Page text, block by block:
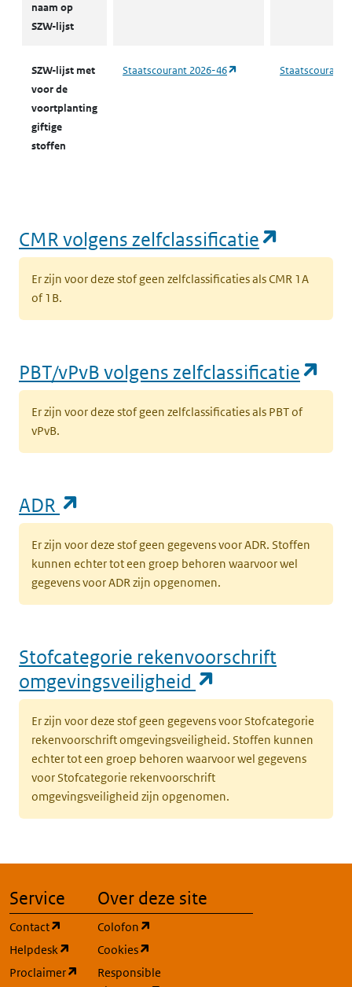
naam op
SZW-lijst
SZW-lijst met
voor de
voortplanting
giftige
stoffen
Staatscourant 2026-46 (opent in een nieuw
Staatscourant
CMR volgens zelfclassificatie
Er zijn voor deze stof geen zelfclassificaties als CMR 1A
of 1B.
PBT/vPvB volgens zelfclassificatie
Er zijn voor deze stof geen zelfclassificaties als PBT of
vPvB.
ADR
Er zijn voor deze stof geen gegevens voor ADR. Stoffen
kunnen echter tot een groep behoren waarvoor wel
gegevens voor ADR zijn opgenomen.
Stofcategorie rekenvoorschrift
omgevingsveiligheid
Er zijn voor deze stof geen gegevens voor Stofcategorie
rekenvoorschrift omgevingsveiligheid. Stoffen kunnen
echter tot een groep behoren waarvoor wel gegevens
voor Stofcategorie rekenvoorschrift
omgevingsveiligheid zijn opgenomen.
Service
Contact
(opent in een nieuw tabblad)
Helpdesk
(opent in een nieuw tabblad)
Proclaimer
(opent in een nieuw tabblad)
Over deze site
Colofon
Cookies
Responsible